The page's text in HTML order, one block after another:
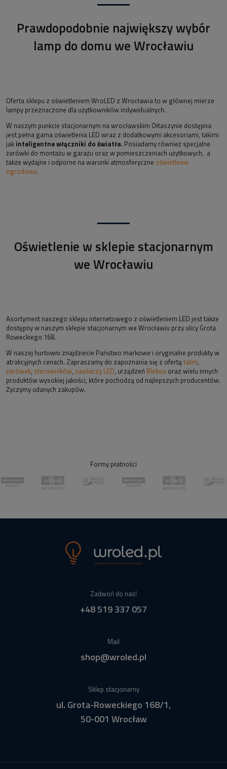
Prawdopodobnie największy wybór
lamp do domu we Wrocławiu
Oferta sklepu z oświetleniem WroLED z Wrocławia to w głównej mierze
lampy przeznaczone dla użytkowników indywidualnych.
W naszym punkcie stacjonarnym na wrocławskim Ołtaszynie dostępna
jest pełna gama oświetlenia LED wraz z dodatkowymi akcesoriami, takimi
jak inteligentne włączniki do światła. Posiadamy również specjalne
żarówki do montażu w garażu oraz w pomieszczeniach użytkowych, a
także wydajne i odporne na warunki atmosferyczne oświetlenie
ogrodowe.
Oświetlenie w sklepie stacjonarnym
we Wrocławiu
Asortyment naszego sklepu internetowego z oświetleniem LED jest także
dostępny w naszym sklepie stacjonarnym we Wrocławiu przy ulicy Grota
Roweckiego 168.
W naszej hurtowni znajdziecie Państwo markowe i oryginalne produkty w
atrakcyjnych cenach. Zapraszamy do zapoznania się z ofertą taśm,
żarówek, sterowników, zasilaczy LED, urządzeń Blebox oraz wielu innych
produktów wysokiej jakości, które pochodzą od najlepszych producentów.
Życzymy udanych zakupów.
Formy płatności
Zadwoń do nas!
+48 519 337 057
Mail
shop@wroled.pl
Sklep stacjonarny
ul. Grota-Roweckiego 168/1,
50-001 Wrocław